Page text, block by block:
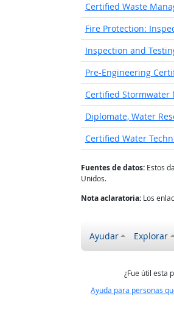
Certified Waste
Fire Protection:
Inspection and
Pre-Engineering
Certified Stormwater
Diplomate, Water
Certified Water
Fuentes de datos:Estos
Unidos.
Nota aclaratoria:Los
Ayudar Explorar
¿Fue útil esta
Ayuda para personas